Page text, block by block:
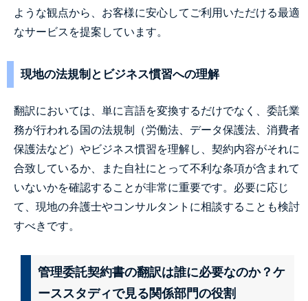
ような観点から、お客様に安心してご利用いただける最適
なサービスを提案しています。
現地の法規制とビジネス慣習への理解
翻訳においては、単に言語を変換するだけでなく、委託業
務が行われる国の法規制（労働法、データ保護法、消費者
保護法など）やビジネス慣習を理解し、契約内容がそれに
合致しているか、また自社にとって不利な条項が含まれて
いないかを確認することが非常に重要です。必要に応じ
て、現地の弁護士やコンサルタントに相談することも検討
すべきです。
管理委託契約書の翻訳は誰に必要なのか？ケ
ーススタディで見る関係部門の役割